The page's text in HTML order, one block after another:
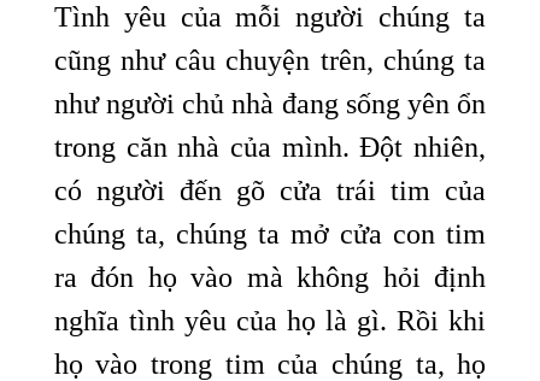
Tình yêu của mỗi người chúng ta
cũng như câu chuyện trên, chúng ta
như người chủ nhà đang sống yên ổn
trong căn nhà của mình. Đột nhiên,
có người đến gõ cửa trái tim của
chúng ta, chúng ta mở cửa con tim
ra đón họ vào mà không hỏi định
nghĩa tình yêu của họ là gì. Rồi khi
họ vào trong tim của chúng ta, họ